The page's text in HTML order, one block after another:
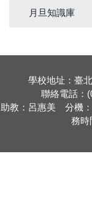
月旦知識庫
學校地址：臺
聯絡電話：
助教：呂惠美 分機
務時